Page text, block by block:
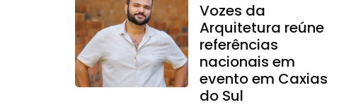
Vozes da
Arquitetura reúne
referências
nacionais em
evento em Caxias
do Sul